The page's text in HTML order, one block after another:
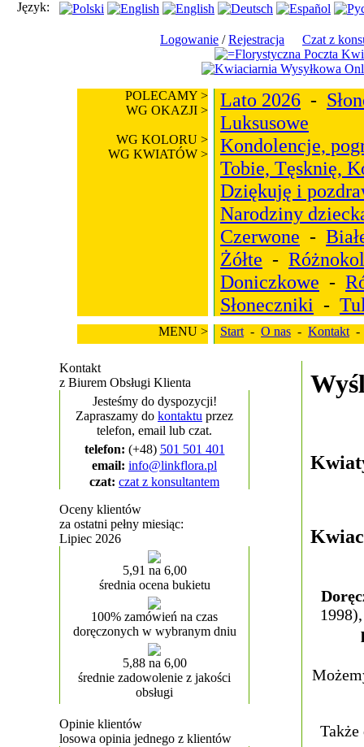
Język:
Logowanie /Rejestracja Czat z
POLECAMY >
WG OKAZJI >
WG KOLORU >
WG KWIATÓW >
Lato 2026 -
Luksusowe
Kondolencje,
Tobie, Tęsknię,
Dziękuję i
Narodziny
Czerwone -
Żółte -
Doniczkowe -
Słoneczniki -
MENU > Start - O nas - Kontakt
Kontakt
z Biurem Obsługi Klienta
Jesteśmy do dyspozycji!
Zapraszamy do kontaktu przez
telefon, email lub czat.
telefon: (+48) 501 501 401
email: info@linkflora.pl
czat: czat z konsultantem
Oceny klientów
za ostatni pełny miesiąc:
Lipiec 2026
5,91 na 6,00
średnia ocena bukietu
100% zamówień na czas
doręczonych w wybranym dniu
5,88 na 6,00
średnie zadowolenie z jakości
obsługi
Opinie klientów
losowa opinia jednego z klientów